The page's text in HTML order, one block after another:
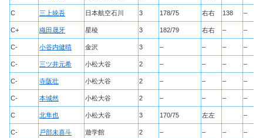
C 三上統吾 日本航空石川 3 178/75 右右 138 –
C+ 織田晟牙 星稜 3 182/79 右右 – –
C- 小谷内健晴 金沢 3 – – – –
C- 三ツ井元希 小松大谷 2 – – – –
C- 寺阪壮 小松大谷 2 – – – –
C- 本城然 小松大谷 2 – – – –
C 北隼也 小松大谷 3 170/75 左左 –
C- 戸部未喜斗 遊学館 2 – – – –